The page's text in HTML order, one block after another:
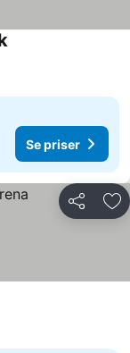
Se priser
Se priser
Del